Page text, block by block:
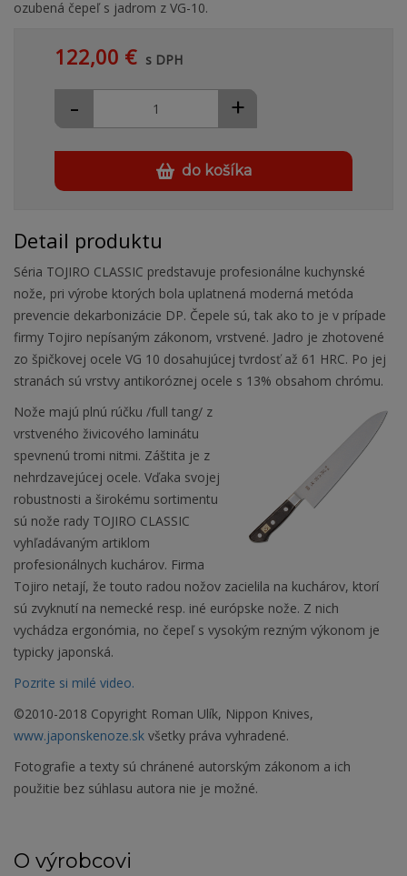
ozubená čepeľ s jadrom z VG-10.
122,00 € s DPH
+
-
do košíka
Detail produktu
Séria TOJIRO CLASSIC predstavuje profesionálne kuchynské
nože, pri výrobe ktorých bola uplatnená moderná metóda
prevencie dekarbonizácie DP. Čepele sú, tak ako to je v prípade
firmy Tojiro nepísaným zákonom, vrstvené. Jadro je zhotovené
zo špičkovej ocele VG 10 dosahujúcej tvrdosť až 61 HRC. Po jej
stranách sú vrstvy antikoróznej ocele s 13% obsahom chrómu.
Nože majú plnú rúčku /full tang/ z
vrstveného živicového laminátu
spevnenú tromi nitmi. Záštita je z
nehrdzavejúcej ocele. Vďaka svojej
robustnosti a širokému sortimentu
sú nože rady TOJIRO CLASSIC
vyhľadávaným artiklom
profesionálnych kuchárov. Firma
Tojiro netají, že touto radou nožov zacielila na kuchárov, ktorí
sú zvyknutí na nemecké resp. iné európske nože. Z nich
vychádza ergonómia, no čepeľ s vysokým rezným výkonom je
typicky japonská.
Pozrite si milé video.
©2010-2018 Copyright Roman Ulík, Nippon Knives,
www.japonskenoze.sk všetky práva vyhradené.
Fotografie a texty sú chránené autorským zákonom a ich
použitie bez súhlasu autora nie je možné.
O výrobcovi